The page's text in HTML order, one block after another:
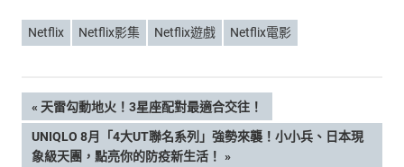
Netflix Netflix影集 Netflix遊戲 Netflix電影
文
章
PREVIOUS
POST:
天雷勾動地火！3星座配對最適合交往！
NEXT
POST:
UNIQLO 8月「4大UT聯名系列」強勢來襲！小小兵、日本現
象級天團，點亮你的防疫新生活！